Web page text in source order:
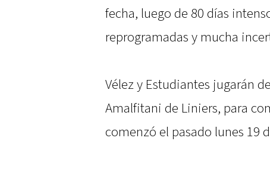
fecha, luego de 80 días
reprogramadas y mucha
Vélez y Estudiantes jugarán
Amalfitani de Liniers, para
comenzó el pasado lunes 19